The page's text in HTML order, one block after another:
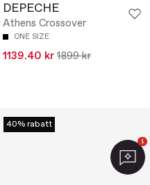
DEPECHE
Athens Crossover
ONE SIZE
1139.40 kr 1899 kr
40% rabatt
1